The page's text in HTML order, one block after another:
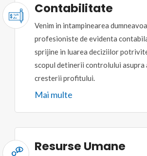
Contabilitate
Venim in intampinearea
profesioniste de evidenta
sprijine in luarea deciziilor
scopul detinerii controlului asupra
cresterii profitului.
Mai multe
Resurse Umane